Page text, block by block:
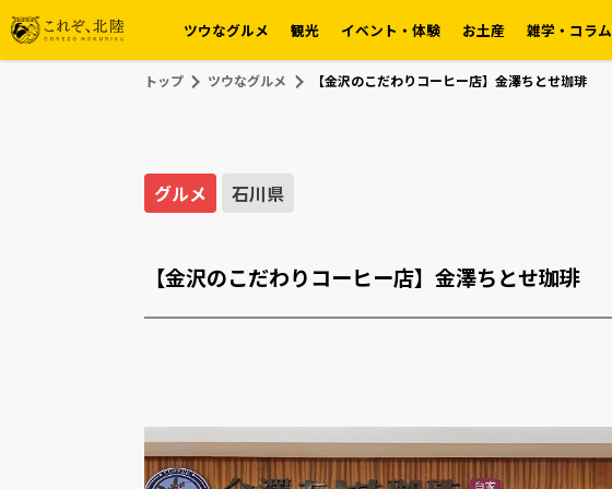
ツウなグルメ 観光 イベント・体験 お土産 雑学・コラム
トップ ツウなグルメ 【金沢のこだわりコーヒー店】金澤ちとせ珈琲
グルメ 石川県
【金沢のこだわりコーヒー店】金澤ちとせ珈琲